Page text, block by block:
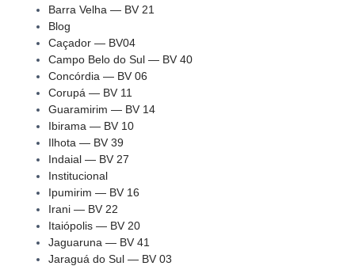
Barra Velha — BV 21
Blog
Caçador — BV04
Campo Belo do Sul — BV 40
Concórdia — BV 06
Corupá — BV 11
Guaramirim — BV 14
Ibirama — BV 10
Ilhota — BV 39
Indaial — BV 27
Institucional
Ipumirim — BV 16
Irani — BV 22
Itaiópolis — BV 20
Jaguaruna — BV 41
Jaraguá do Sul — BV 03